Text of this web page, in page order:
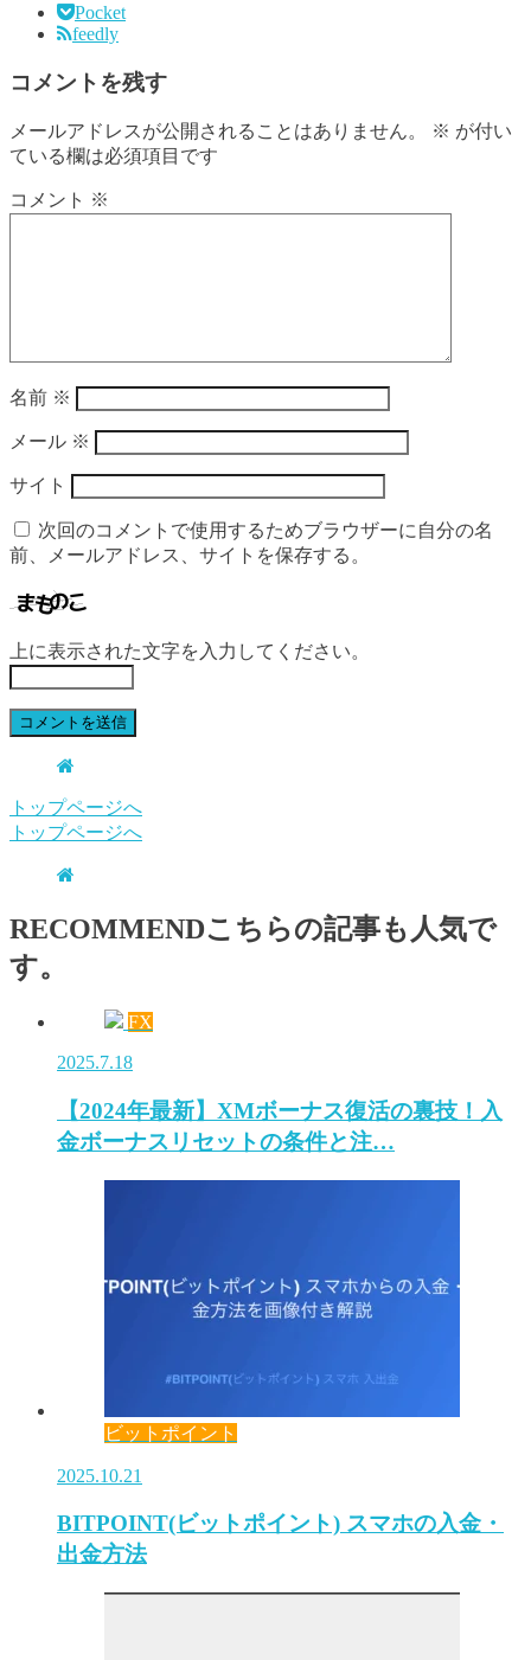
Pocket
feedly
コメントを残す
メールアドレスが公開されることはありません。 ※ が付い
ている欄は必須項目です
コメント ※
名前 ※
メール ※
サイト
次回のコメントで使用するためブラウザーに自分の名
前、メールアドレス、サイトを保存する。
上に表示された文字を入力してください。
トップページへ
トップページへ
RECOMMENDこちらの記事も人気で
す。
FX
2025.7.18
【2024年最新】XMボーナス復活の裏技！入
金ボーナスリセットの条件と注…
ビットポイント
2025.10.21
BITPOINT(ビットポイント) スマホの入金・
出金方法